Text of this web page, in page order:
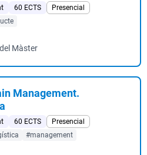
60 ECTS
Presencial
Màster
Management.
60 ECTS
Presencial
#management